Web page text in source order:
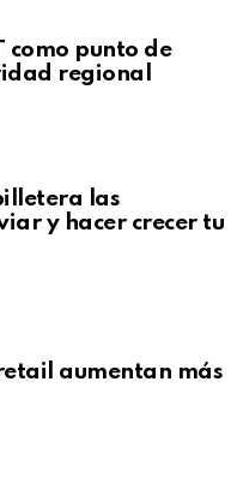
post
como punto de
regional
post
las
y hacer crecer tu
aumentan más